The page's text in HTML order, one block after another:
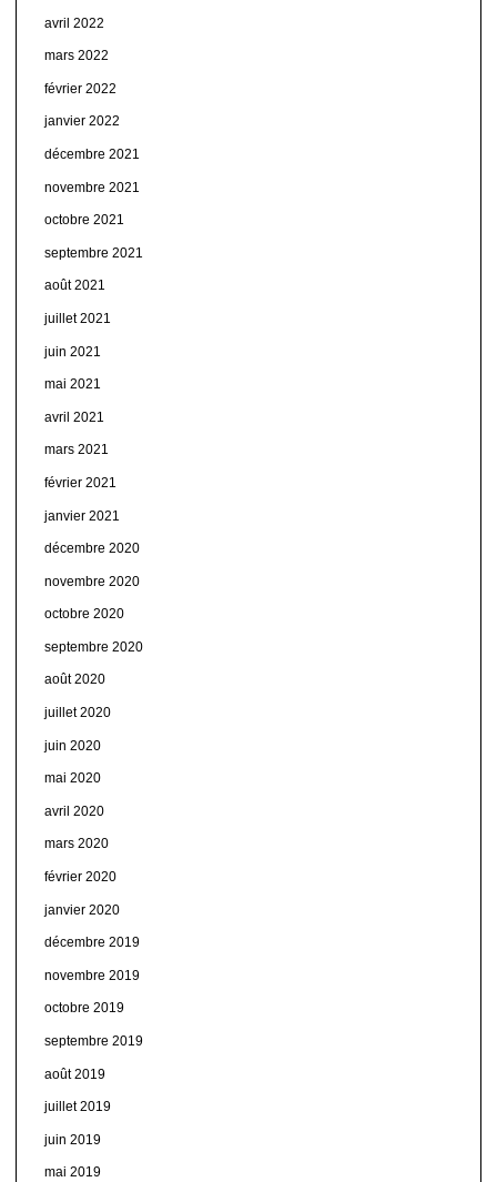
avril 2022
mars 2022
février 2022
janvier 2022
décembre 2021
novembre 2021
octobre 2021
septembre 2021
août 2021
juillet 2021
juin 2021
mai 2021
avril 2021
mars 2021
février 2021
janvier 2021
décembre 2020
novembre 2020
octobre 2020
septembre 2020
août 2020
juillet 2020
juin 2020
mai 2020
avril 2020
mars 2020
février 2020
janvier 2020
décembre 2019
novembre 2019
octobre 2019
septembre 2019
août 2019
juillet 2019
juin 2019
mai 2019